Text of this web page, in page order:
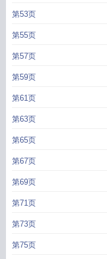
第53页
第55页
第57页
第59页
第61页
第63页
第65页
第67页
第69页
第71页
第73页
第75页